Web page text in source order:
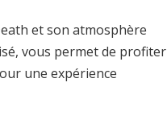
et son atmosphère
vous permet de profiter
une expérience